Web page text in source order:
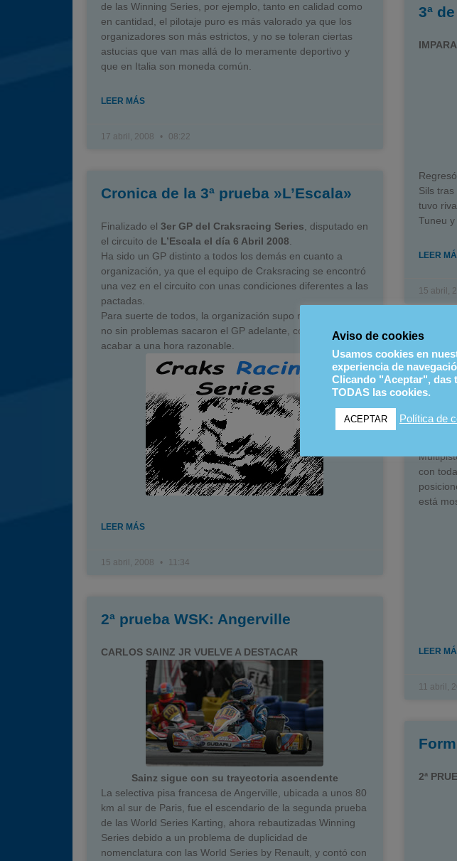
de las Winning Series, por ejemplo, tanto en calidad como
en cantidad, el pilotaje puro es más valorado ya que los
organizadores son más estrictos, y no se toleran ciertas
astucias que van mas allá de lo meramente deportivo y
que en Italia son moneda común.
LEER MÁS
17 abril, 2008 08:22
Cronica de la 3ª prueba »L’Escala»
Finalizado el 3er GP del Craksracing Series , disputado en
el circuito de L’Escala el día 6 Abril 2008
Ha sido un GP distinto a todos los demás en cuanto a
organización, ya que el equipo de Craksracing se encontró
una vez en el circuito con unas condiciones diferentes a las
pactadas.
Para suerte de todos, la organización supo reaccionar, y
no sin problemas sacaron el GP adelante, consiguiendo
acabar a una hora razonable.
LEER MÁS
15 abril, 2008 11:34
3ª
Sils
tuvo
Tuneu
LEER
15 abril,
2ª prueba WSK: Angerville
CARLOS SAINZ JR VUELVE A DESTACAR
Sainz sigue con su trayectoria ascendente
La selectiva pisa francesa de Angerville, ubicada a unos 80
km al sur de Paris, fue el escendario de la segunda prueba
de las World Series Karting, ahora rebautizadas Winning
Series debido a un problema de duplicidad de
nomenclatura con las World Series by Renault, y contó con
Sils
El
nuevo
prueba
con
está
LEER
11 abril,
2ª
Aviso de cookies
Usamos cookies en
experiencia de
Clicando "Aceptar", das
TODAS las cookies.
ACEPTAR Política de